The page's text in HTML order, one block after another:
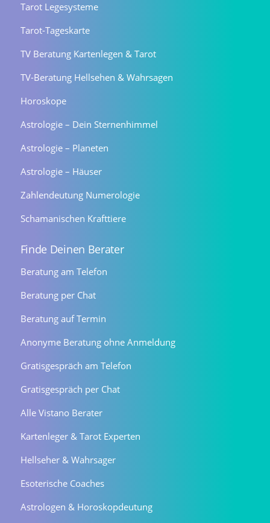
Tarot Legesysteme
Tarot-Tageskarte
TV Beratung Kartenlegen & Tarot
TV-Beratung Hellsehen & Wahrsagen
Horoskope
Astrologie – Dein Sternenhimmel
Astrologie – Planeten
Astrologie – Häuser
Zahlendeutung Numerologie
Schamanischen Krafttiere
Finde Deinen Berater
Beratung am Telefon
Beratung per Chat
Beratung auf Termin
Anonyme Beratung ohne Anmeldung
Gratisgespräch am Telefon
Gratisgespräch per Chat
Alle Vistano Berater
Kartenleger & Tarot Experten
Hellseher & Wahrsager
Esoterische Coaches
Astrologen & Horoskopdeutung